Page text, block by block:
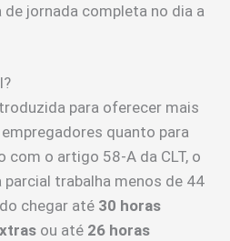
jornada completa no dia a
para oferecer mais
quanto para
com o artigo 58-A da CLT, o
trabalha menos de 44
chegar até 30 horas
ou até 26 horas